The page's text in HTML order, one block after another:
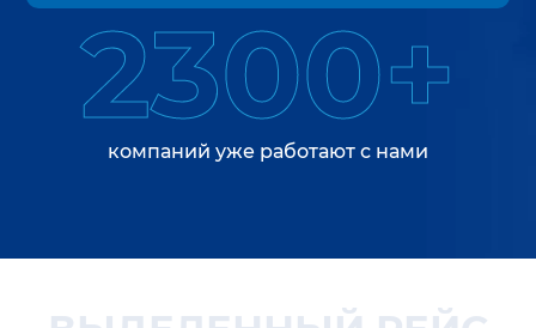
2300+
компаний уже работают с нами